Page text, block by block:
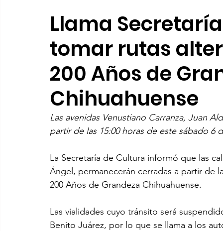
Llama
tomar rutas
200 Años de
Chihuahuense
Las avenidas Venustiano Carranza, Juan
partir de las 15:00 horas de este sábado 6
La Secretaría de Cultura informó que las
Ángel, permanecerán cerradas a partir de
200 Años de Grandeza Chihuahuense.
Las vialidades cuyo tránsito será
Benito Juárez, por lo que se llama a los